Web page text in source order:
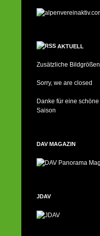
AKTUELL
Zusätzliche Bildgrößen
Sorry, we are closed
Danke für eine schöne
Saison
DAV MAGAZIN
JDAV